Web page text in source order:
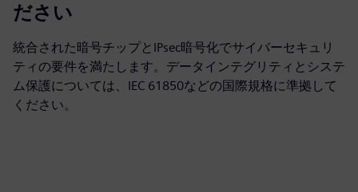
ださい
統合された暗号チップとIPsec暗号化でサイバーセキュリ
ティの要件を満たします。データインテグリティとシステ
ム保護については、IEC 61850などの国際規格に準拠して
ください。